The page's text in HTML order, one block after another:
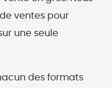
ventes pour
une seule
des formats